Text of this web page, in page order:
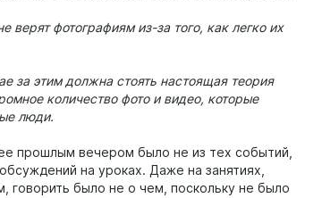
верят фотографиям из-за того, как легко их
за этим должна стоять настоящая теория
количество фото и видео, которые
люди.
прошлым вечером было не из тех событий,
на уроках. Даже на занятиях,
говорить было не о чем, поскольку не было